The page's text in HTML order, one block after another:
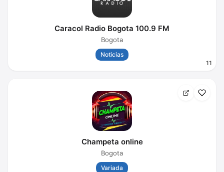
11
Caracol Radio Bogota 100.9 FM
Bogota
Noticias
Champeta online
Bogota
Variada